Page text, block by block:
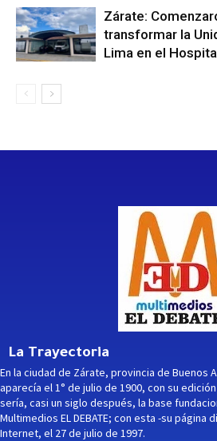
Zárate:
transformar la
Lima en el
La Trayectoria
En la ciudad de Zárate, provincia de Buenos
aparecía el 1° de julio de 1900, con su
sería, casi un siglo después, la base
Multimedios EL DEBATE; con esta -su página
Internet, el 27 de julio de 1997.